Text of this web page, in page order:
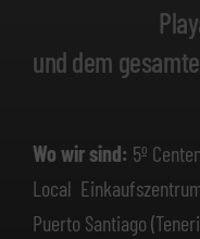
und dem
Wo wir sind: 5º
Local
Puerto Santiago